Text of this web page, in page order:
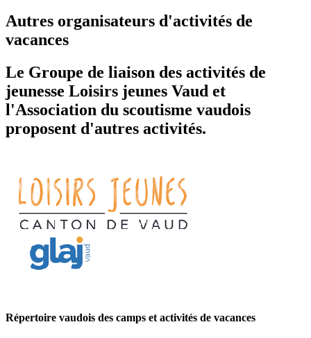
Autres organisateurs d'activités de
vacances
Le Groupe de liaison des activités de
jeunesse Loisirs jeunes Vaud et
l'Association du scoutisme vaudois
proposent d'autres activités.
Répertoire vaudois des camps et activités de vacances